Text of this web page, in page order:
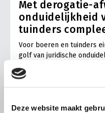
Deze website maakt
Met derogatie-
onduidelijkheid
tuinders
Voor boeren en tuinders
golf van juridische
actieprogramma
Tweede Kamer
bericht bovenop dat de